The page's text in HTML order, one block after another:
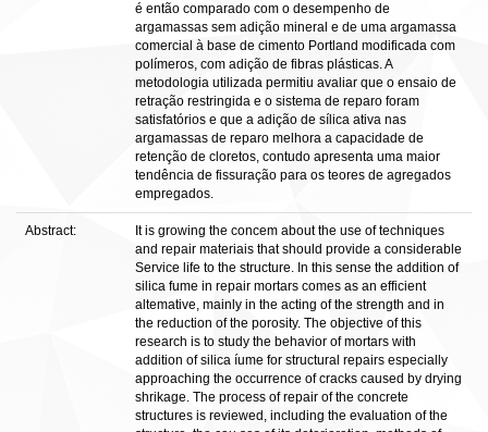
é então comparado com o desempenho de
argamassas sem adição mineral e de uma argamassa
comercial à base de cimento Portland modificada com
polímeros, com adição de fibras plásticas. A
metodologia utilizada permitiu avaliar que o ensaio de
retração restringida e o sistema de reparo foram
satisfatórios e que a adição de sílica ativa nas
argamassas de reparo melhora a capacidade de
retenção de cloretos, contudo apresenta uma maior
tendência de fissuração para os teores de agregados
empregados.
Abstract:
It is growing the concem about the use of techniques
and repair materiais that should provide a considerable
Service life to the structure. In this sense the addition of
silica fume in repair mortars comes as an efficient
altemative, mainly in the acting of the strength and in
the reduction of the porosity. The objective of this
research is to study the behavior of mortars with
addition of silica íume for structural repairs especially
approaching the occurrence of cracks caused by drying
shrikage. The process of repair of the concrete
structures is reviewed, including the evaluation of the